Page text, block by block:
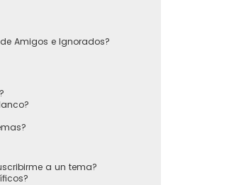
Amigos e Ignorados?
a un tema?